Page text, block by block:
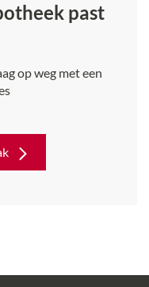
past
op weg met een